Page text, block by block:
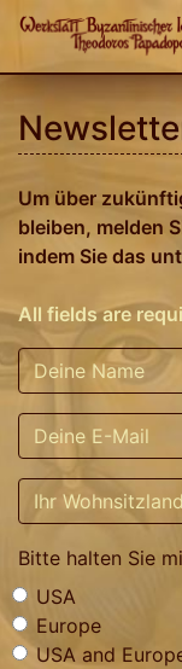
Um über
bleiben, melden
indem Sie das
All fields are
Bitte halten Sie
USA
Europe
USA and